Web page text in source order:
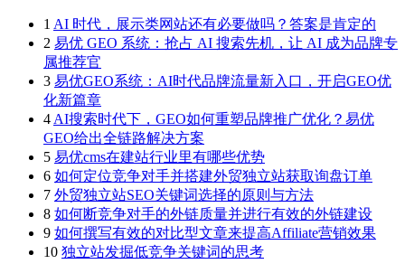
1 AI 时代，展示类网站还有必要做吗？答案是肯定的
2 易优 GEO 系统：抢占 AI 搜索先机，让 AI 成为品牌专
属推荐官
3 易优GEO系统：AI时代品牌流量新入口，开启GEO优
化新篇章
4 AI搜索时代下，GEO如何重塑品牌推广优化？易优
GEO给出全链路解决方案
5 易优cms在建站行业里有哪些优势
6 如何定位竞争对手并搭建外贸独立站获取询盘订单
7 外贸独立站SEO关键词选择的原则与方法
8 如何断竞争对手的外链质量并进行有效的外链建设
9 如何撰写有效的对比型文章来提高Affiliate营销效果
10 独立站发掘低竞争关键词的思考